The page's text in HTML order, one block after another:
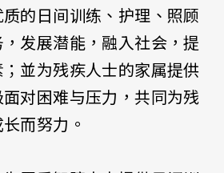
的日间训练、护理、照顾
发展潜能，融入社会，提
並为残疾人士的家属提供
对困难与压力，共同为残
而努力。